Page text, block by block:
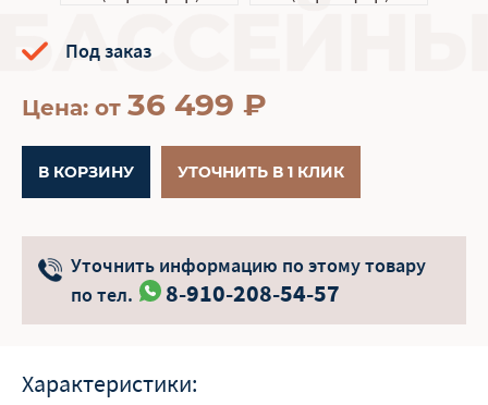
Цена: от 36 499 ₽
Под заказ
В КОРЗИНУ УТОЧНИТЬ В 1 КЛИК
Уточнить информацию по этому товару
по тел.
8-910-208-54-57
Характеристики: